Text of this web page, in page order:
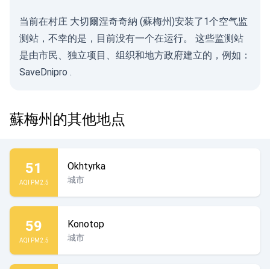
当前在村庄 大切爾涅奇奇納 (蘇梅州)安装了1个空气监
测站，不幸的是，目前没有一个在运行。 这些监测站
是由市民、独立项目、组织和地方政府建立的，例如：
SaveDnipro .
蘇梅州的其他地点
51
AQI PM2.5
Okhtyrka
城市
59
AQI PM2.5
Konotop
城市